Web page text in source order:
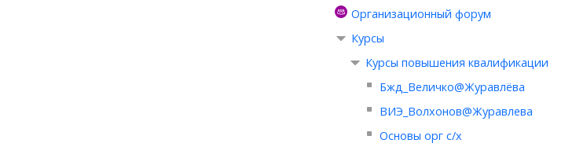
Организационный форум
Курсы
Курсы повышения квалификации
Бжд_Величко@Журавлёва
ВИЭ_Волхонов@Журавлева
Основы орг с/х